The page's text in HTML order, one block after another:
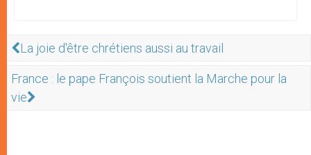
La joie d'être chrétiens aussi au travail
France : le pape François soutient la Marche pour la
vie